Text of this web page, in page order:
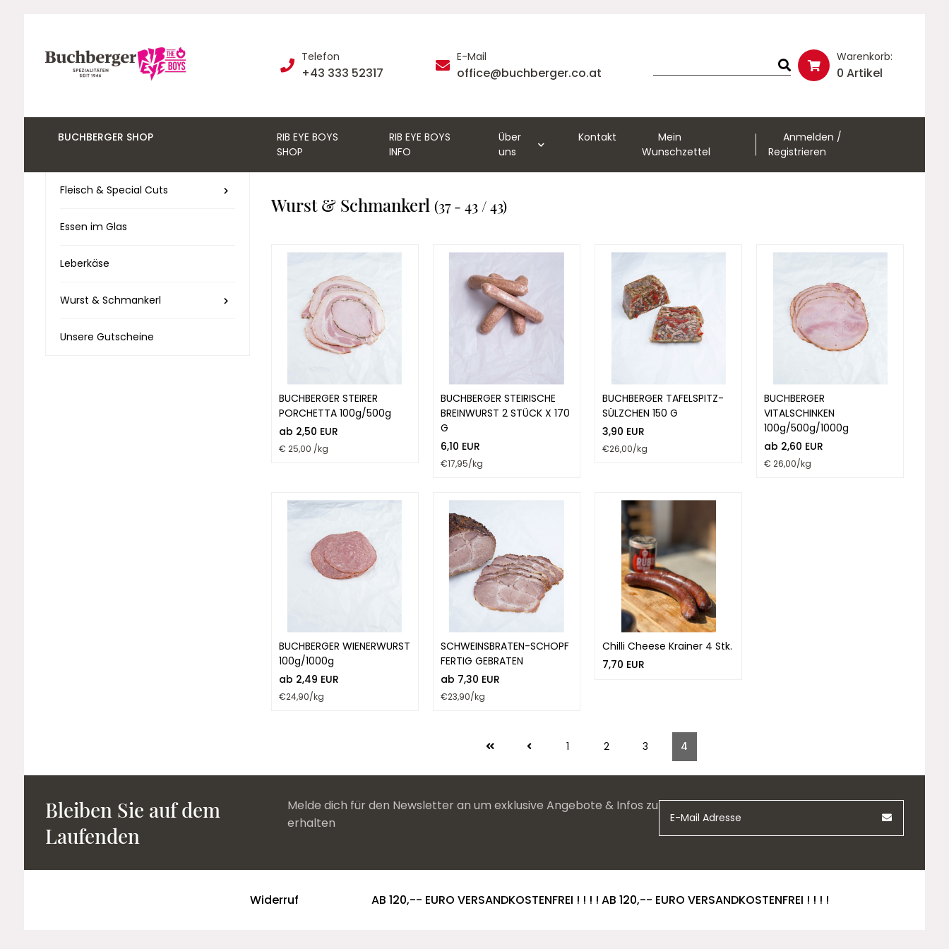
Telefon
+43 333 52317
E-Mail
office@buchberger.co.at
Warenkorb:
0 Artikel
BUCHBERGER SHOP
RIB EYE BOYS
SHOP
RIB EYE BOYS
INFO
Über
uns
Kontakt
Mein
Wunschzettel
Anmelden /
Registrieren
Fleisch & Special Cuts
Essen im Glas
Leberkäse
Wurst & Schmankerl
Unsere Gutscheine
Wurst & Schmankerl (37 - 43 / 43)
BUCHBERGER STEIRER
PORCHETTA 100g/500g
ab 2,50 EUR
€ 25,00 /kg
BUCHBERGER STEIRISCHE
BREINWURST 2 STÜCK X 170
G
6,10 EUR
€17,95/kg
BUCHBERGER TAFELSPITZ-
SÜLZCHEN 150 G
3,90 EUR
€26,00/kg
BUCHBERGER
VITALSCHINKEN
100g/500g/1000g
ab 2,60 EUR
€ 26,00/kg
BUCHBERGER WIENERWURST
100g/1000g
ab 2,49 EUR
€24,90/kg
SCHWEINSBRATEN-SCHOPF
FERTIG GEBRATEN
ab 7,30 EUR
€23,90/kg
Chilli Cheese Krainer 4 Stk.
7,70 EUR
1 2 3 4
Bleiben Sie auf dem
Laufenden
Melde dich für den Newsletter an um exklusive Angebote & Infos zu
erhalten
Widerruf AB 120,-- EURO VERSANDKOSTENFREI ! ! ! ! AB 120,-- EURO VERSANDKOSTENFREI ! ! ! !